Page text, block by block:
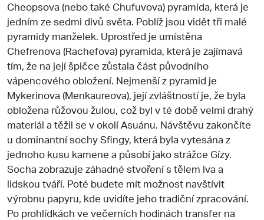
Cheopsova (nebo také Chufuvova) pyramida, která je
jedním ze sedmi divů světa. Poblíž jsou vidět tři malé
pyramidy manželek. Uprostřed je umístěna
Chefrenova (Rachefova) pyramida, která je zajímavá
tím, že na její špičce zůstala část původního
vápencového obložení. Nejmenší z pyramid je
Mykerinova (Menkaureova), její zvláštností je, že byla
obložena růžovou žulou, což byl v té době velmi drahý
materiál a těžil se v okolí Asuánu. Návštěvu zakončíte
u dominantní sochy Sfingy, která byla vytesána z
jednoho kusu kamene a působí jako strážce Gízy.
Socha zobrazuje záhadné stvoření s tělem lva a
lidskou tváří. Poté budete mít možnost navštívit
výrobnu papyru, kde uvidíte jeho tradiční zpracování.
Po prohlídkách ve večerních hodinách transfer na